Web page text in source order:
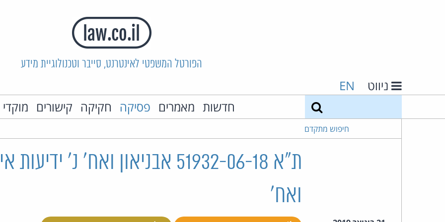
הפורטל המשפטי לאינטרנט, סייבר וטכנולוגיית מידע
ניווט EN
חדשות מאמרים פסיקה חקיקה קישורים
חיפוש מתקדם
ת"א 51932-06-18 אבניאון ואח' נ'
ואח'